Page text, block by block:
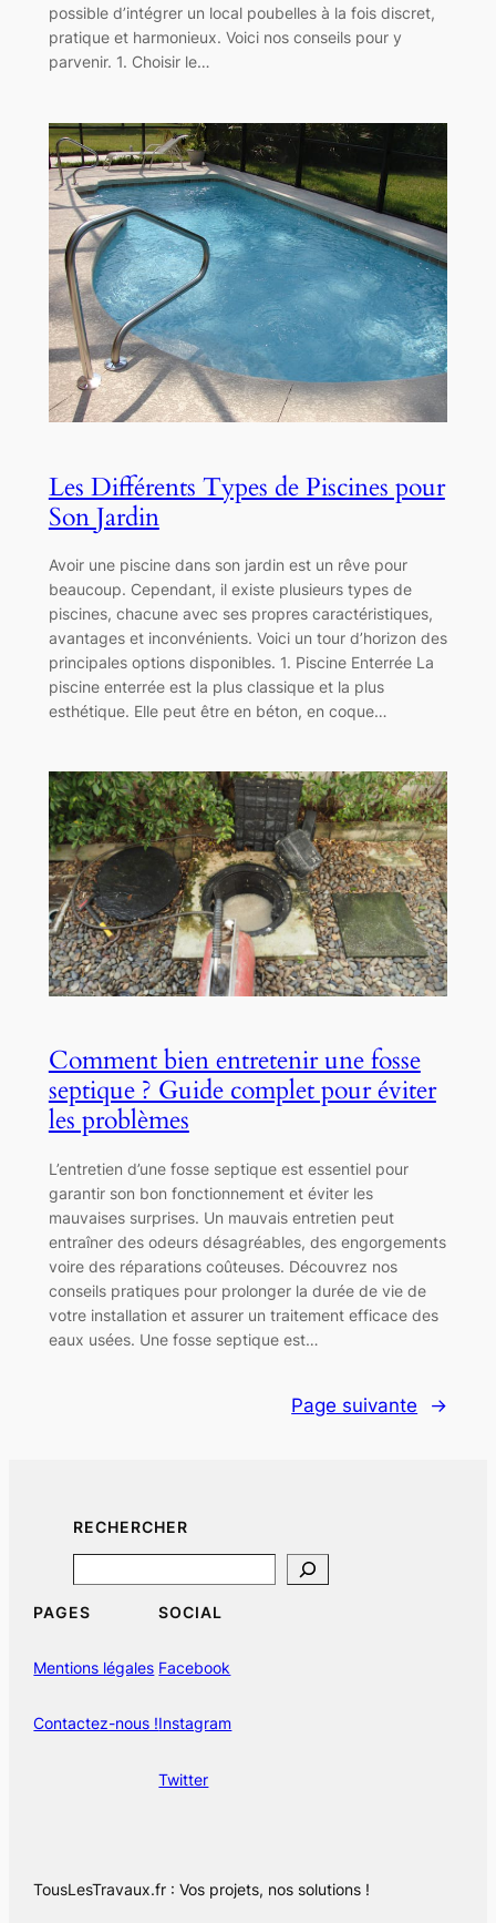
possible d’intégrer un local poubelles à la fois discret,
pratique et harmonieux. Voici nos conseils pour y
parvenir. 1. Choisir le…
Les Différents Types de Piscines pour
Son Jardin
Avoir une piscine dans son jardin est un rêve pour
beaucoup. Cependant, il existe plusieurs types de
piscines, chacune avec ses propres caractéristiques,
avantages et inconvénients. Voici un tour d’horizon des
principales options disponibles. 1. Piscine Enterrée La
piscine enterrée est la plus classique et la plus
esthétique. Elle peut être en béton, en coque…
Comment bien entretenir une fosse
septique ? Guide complet pour éviter
les problèmes
L’entretien d’une fosse septique est essentiel pour
garantir son bon fonctionnement et éviter les
mauvaises surprises. Un mauvais entretien peut
entraîner des odeurs désagréables, des engorgements
voire des réparations coûteuses. Découvrez nos
conseils pratiques pour prolonger la durée de vie de
votre installation et assurer un traitement efficace des
eaux usées. Une fosse septique est…
Page suivante →
RECHERCHER
PAGES
Mentions légales
Contactez-nous !
SOCIAL
Facebook
Instagram
Twitter
TousLesTravaux.fr : Vos projets, nos solutions !